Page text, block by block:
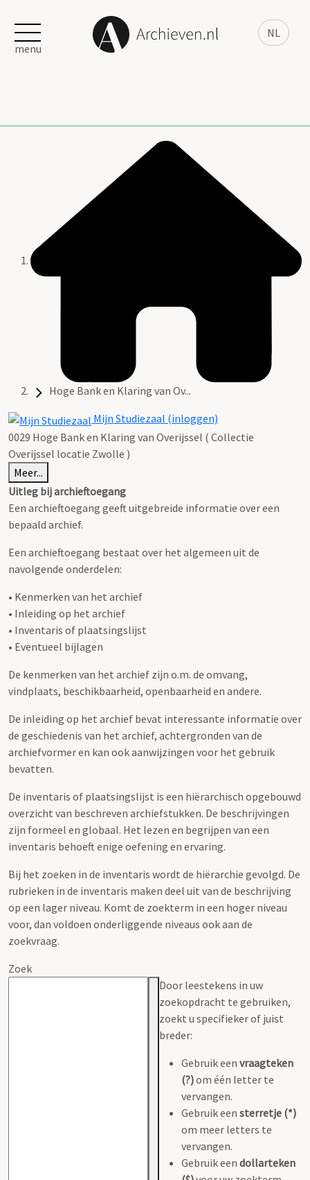
NL
menu
Hoge Bank en Klaring van Ov...
Mijn Studiezaal (inloggen)
0029 Hoge Bank en Klaring van Overijssel ( Collectie
Overijssel locatie Zwolle )
Meer...
Uitleg bij archieftoegang
Een archieftoegang geeft uitgebreide informatie over een
bepaald archief.
Een archieftoegang bestaat over het algemeen uit de
navolgende onderdelen:
• Kenmerken van het archief
• Inleiding op het archief
• Inventaris of plaatsingslijst
• Eventueel bijlagen
De kenmerken van het archief zijn o.m. de omvang,
vindplaats, beschikbaarheid, openbaarheid en andere.
De inleiding op het archief bevat interessante informatie over
de geschiedenis van het archief, achtergronden van de
archiefvormer en kan ook aanwijzingen voor het gebruik
bevatten.
De inventaris of plaatsingslijst is een hiërarchisch opgebouwd
overzicht van beschreven archiefstukken. De beschrijvingen
zijn formeel en globaal. Het lezen en begrijpen van een
inventaris behoeft enige oefening en ervaring.
Bij het zoeken in de inventaris wordt de hiërarchie gevolgd. De
rubrieken in de inventaris maken deel uit van de beschrijving
op een lager niveau. Komt de zoekterm in een hoger niveau
voor, dan voldoen onderliggende niveaus ook aan de
zoekvraag.
Zoek
Door leestekens in uw
zoekopdracht te gebruiken,
zoekt u specifieker of juist
breder:
Gebruik een vraagteken
(?)om één letter te
vervangen.
Gebruik een sterretje (*)
om meer letters te
vervangen.
Gebruik een dollarteken